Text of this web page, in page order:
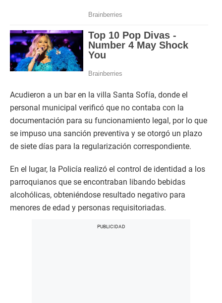
Acudieron a un bar en la villa Santa Sofía, donde el
personal municipal verificó que no contaba con la
documentación para su funcionamiento legal, por lo que
se impuso una sanción preventiva y se otorgó un plazo
de siete días para la regularización correspondiente.
En el lugar, la Policía realizó el control de identidad a los
parroquianos que se encontraban libando bebidas
alcohólicas, obteniéndose resultado negativo para
menores de edad y personas requisitoriadas.